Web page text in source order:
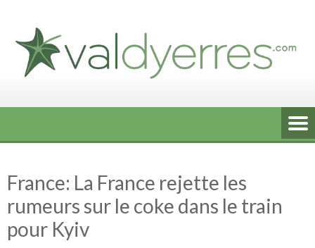
content
France: La France rejette les
rumeurs sur le coke dans le train
pour Kyiv